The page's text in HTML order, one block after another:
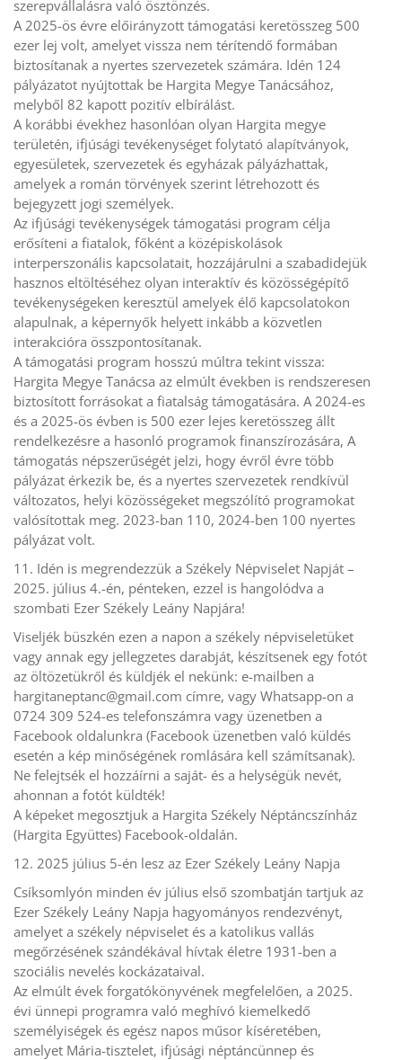
szerepvállalásra való ösztönzés.
A 2025-ös évre előirányzott támogatási keretösszeg 500
ezer lej volt, amelyet vissza nem térítendő formában
biztosítanak a nyertes szervezetek számára. Idén 124
pályázatot nyújtottak be Hargita Megye Tanácsához,
melyből 82 kapott pozitív elbírálást.
A korábbi évekhez hasonlóan olyan Hargita megye
területén, ifjúsági tevékenységet folytató alapítványok,
egyesületek, szervezetek és egyházak pályázhattak,
amelyek a román törvények szerint létrehozott és
bejegyzett jogi személyek.
Az ifjúsági tevékenységek támogatási program célja
erősíteni a fiatalok, főként a középiskolások
interperszonális kapcsolatait, hozzájárulni a szabadidejük
hasznos eltöltéséhez olyan interaktív és közösségépítő
tevékenységeken keresztül amelyek élő kapcsolatokon
alapulnak, a képernyők helyett inkább a közvetlen
interakcióra összpontosítanak.
A támogatási program hosszú múltra tekint vissza:
Hargita Megye Tanácsa az elmúlt években is rendszeresen
biztosított forrásokat a fiatalság támogatására. A 2024-es
és a 2025-ös évben is 500 ezer lejes keretösszeg állt
rendelkezésre a hasonló programok finanszírozására, A
támogatás népszerűségét jelzi, hogy évről évre több
pályázat érkezik be, és a nyertes szervezetek rendkívül
változatos, helyi közösségeket megszólító programokat
valósítottak meg. 2023-ban 110, 2024-ben 100 nyertes
pályázat volt.
11. Idén is megrendezzük a Székely Népviselet Napját –
2025. július 4.-én, pénteken, ezzel is hangolódva a
szombati Ezer Székely Leány Napjára!
Viseljék büszkén ezen a napon a székely népviseletüket
vagy annak egy jellegzetes darabját, készítsenek egy fotót
az öltözetükről és küldjék el nekünk: e-mailben a
hargitaneptanc@gmail.com címre, vagy Whatsapp-on a
0724 309 524-es telefonszámra vagy üzenetben a
Facebook oldalunkra (Facebook üzenetben való küldés
esetén a kép minőségének romlására kell számítsanak).
Ne felejtsék el hozzáírni a saját- és a helységük nevét,
ahonnan a fotót küldték!
A képeket megosztjuk a Hargita Székely Néptáncszínház
(Hargita Együttes) Facebook-oldalán.
12. 2025 július 5-én lesz az Ezer Székely Leány Napja
Csíksomlyón minden év július első szombatján tartjuk az
Ezer Székely Leány Napja hagyományos rendezvényt,
amelyet a székely népviselet és a katolikus vallás
megőrzésének szándékával hívtak életre 1931-ben a
szociális nevelés kockázataival.
Az elmúlt évek forgatókönyvének megfelelően, a 2025.
évi ünnepi programra való meghívó kiemelkedő
személyiségek és egész napos műsor kíséretében,
amelyet Mária-tisztelet, ifjúsági néptáncünnep és